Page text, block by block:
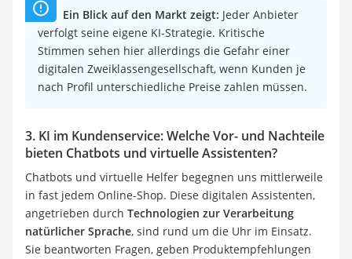
Ein Blick auf den Markt zeigt: Jeder Anbieter
verfolgt seine eigene KI-Strategie. Kritische
Stimmen sehen hier allerdings die Gefahr einer
digitalen Zweiklassengesellschaft, wenn Kunden je
nach Profil unterschiedliche Preise zahlen müssen.
3. KI im Kundenservice: Welche Vor- und Nachteile
bieten Chatbots und virtuelle Assistenten?
Chatbots und virtuelle Helfer begegnen uns mittlerweile
in fast jedem Online-Shop. Diese digitalen Assistenten,
angetrieben durch Technologien zur Verarbeitung
natürlicher Sprache, sind rund um die Uhr im Einsatz.
Sie beantworten Fragen, geben Produktempfehlungen